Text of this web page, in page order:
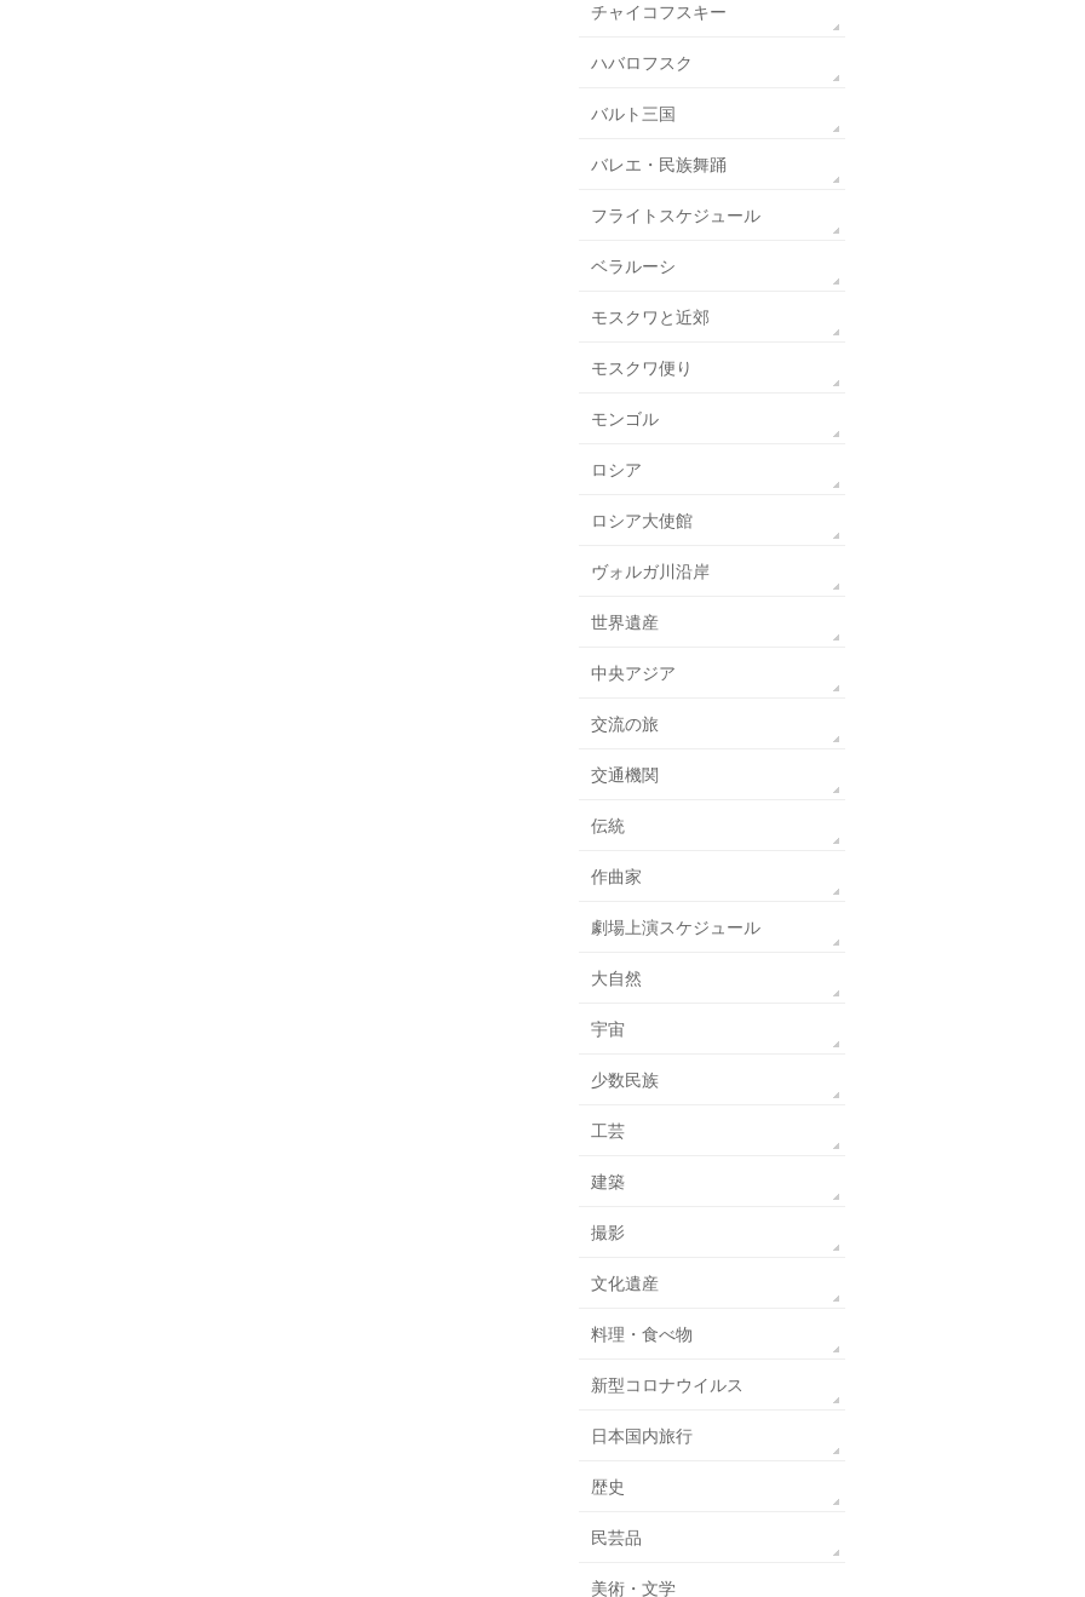
チャイコフスキー
ハバロフスク
バルト三国
バレエ・民族舞踊
フライトスケジュール
ベラルーシ
モスクワと近郊
モスクワ便り
モンゴル
ロシア
ロシア大使館
ヴォルガ川沿岸
世界遺産
中央アジア
交流の旅
交通機関
伝統
作曲家
劇場上演スケジュール
大自然
宇宙
少数民族
工芸
建築
撮影
文化遺産
料理・食べ物
新型コロナウイルス
日本国内旅行
歴史
民芸品
美術・文学